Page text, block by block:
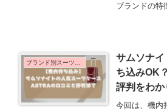
ブランドの特
やすさの違
サムソナ
ち込みOK
評判をわ
今回は、機内